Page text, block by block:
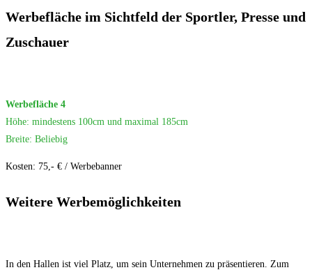
Werbefläche im Sichtfeld der Sportler, Presse und
Zuschauer
Werbefläche 4
Höhe: mindestens 100cm und maximal 185cm
Breite: Beliebig
Kosten: 75,- € / Werbebanner
Weitere Werbemöglichkeiten
In den Hallen ist viel Platz, um sein Unternehmen zu präsentieren. Zum